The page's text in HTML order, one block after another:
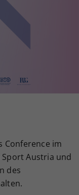
Conference im
Austria und
des
falls der
eingestellt hat.